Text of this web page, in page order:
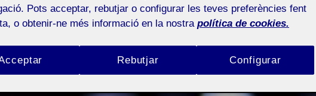
Pots acceptar, rebutjar o configurar les teves preferències fent
o obtenir-ne més informació en la nostra política de cookies.
Rebutjar Configurar